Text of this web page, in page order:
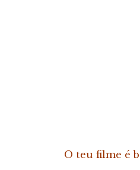
O teu filme é